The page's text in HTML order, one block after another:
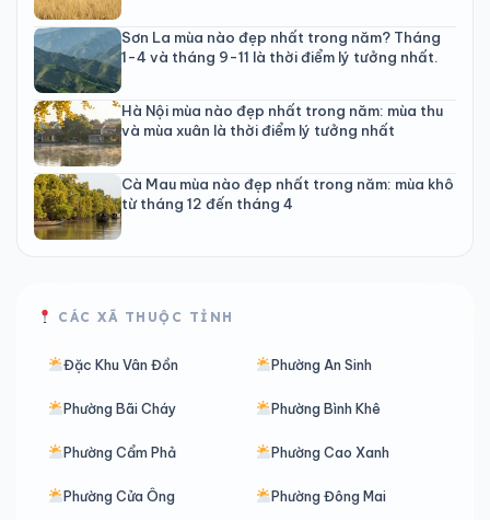
Sơn La mùa nào đẹp nhất trong năm? Tháng
1-4 và tháng 9-11 là thời điểm lý tưởng nhất.
Hà Nội mùa nào đẹp nhất trong năm: mùa thu
và mùa xuân là thời điểm lý tưởng nhất
Cà Mau mùa nào đẹp nhất trong năm: mùa khô
từ tháng 12 đến tháng 4
CÁC XÃ THUỘC TỈNH
Đặc Khu Vân Đồn Phường An Sinh
Phường Bãi Cháy Phường Bình Khê
Phường Cẩm Phả Phường Cao Xanh
Phường Cửa Ông Phường Đông Mai